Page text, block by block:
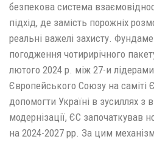
безпекова система
підхід, де замість порожніх
реальні важелі захисту.
погодження чотирирічного
лютого 2024 р. між 27-и
Європейського Союзу на саміті
допомогти Україні в зусиллях з
модернізації, ЄС започаткував
на 2024-2027 рр. За цим